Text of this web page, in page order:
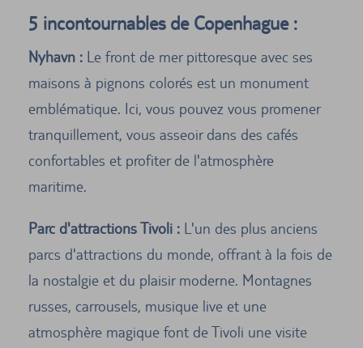
5 incontournables de Copenhague :
Nyhavn : Le front de mer pittoresque avec ses
maisons à pignons colorés est un monument
emblématique. Ici, vous pouvez vous promener
tranquillement, vous asseoir dans des cafés
confortables et profiter de l'atmosphère
maritime.
Parc d'attractions Tivoli : L'un des plus anciens
parcs d'attractions du monde, offrant à la fois de
la nostalgie et du plaisir moderne. Montagnes
russes, carrousels, musique live et une
atmosphère magique font de Tivoli une visite